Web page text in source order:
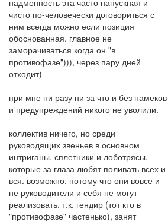
надменность эта часто напускная и
чисто по-человечески договориться с
ним всегда можно если позиция
обоснованная. главное не
заморачиваться когда он "в
противофазе"))), через пару дней
отходит)
при мне ни разу ни за что и без намеков
и предупреждений никого не уволили.
коллектив ничего, но среди
руководящих звеньев в основном
интриганы, сплетники и лоботрясы,
которые за глаза любят поливать всех и
вся. возможно, потому что они вовсе и
не руководители и себя не могут
реализовать. т.к. гендир (тот кто в
"противофазе" частенько), занят